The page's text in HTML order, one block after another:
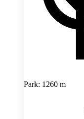
Park: 1260 m